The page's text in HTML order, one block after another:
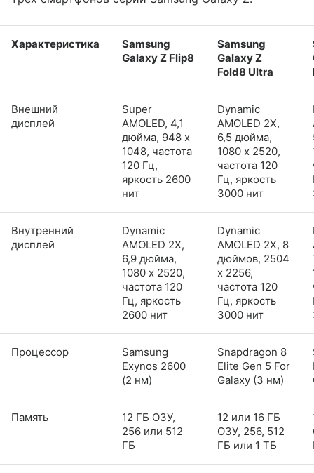
Характеристика
Samsung
Galaxy Z Flip8
Samsung
Galaxy Z
Fold8 Ultra
Внешний
дисплей
Super
AMOLED, 4,1
дюйма, 948 x
1048, частота
120 Гц,
яркость 2600
нит
Dynamic
AMOLED 2X,
6,5 дюйма,
1080 x 2520,
частота 120
Гц, яркость
3000 нит
Внутренний
дисплей
Dynamic
AMOLED 2X,
6,9 дюйма,
1080 x 2520,
частота 120
Гц, яркость
2600 нит
Dynamic
AMOLED 2X, 8
дюймов, 2504
x 2256,
частота 120
Гц, яркость
3000 нит
Процессор
Samsung
Exynos 2600
(2 нм)
Snapdragon 8
Elite Gen 5 For
Galaxy (3 нм)
Память
12 ГБ ОЗУ,
256 или 512
ГБ
12 или 16 ГБ
ОЗУ, 256, 512
ГБ или 1 ТБ